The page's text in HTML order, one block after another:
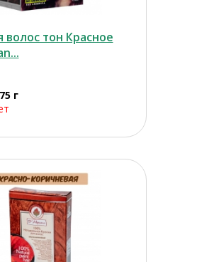
волос тон Красное
г